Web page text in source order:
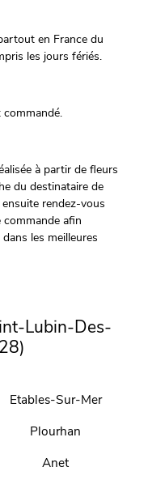
en France du
les jours fériés.
à partir de fleurs
du destinataire de
rendez-vous
commande afin
les meilleures
Lubin-Des-
Etables-Sur-Mer
Plourhan
Anet